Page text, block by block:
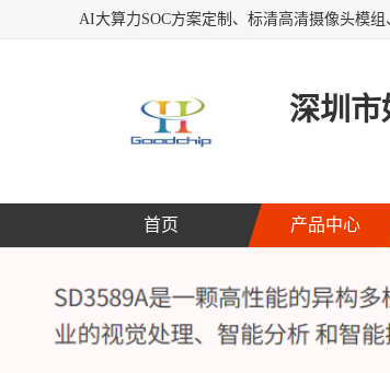
深圳市
首页 产品中心